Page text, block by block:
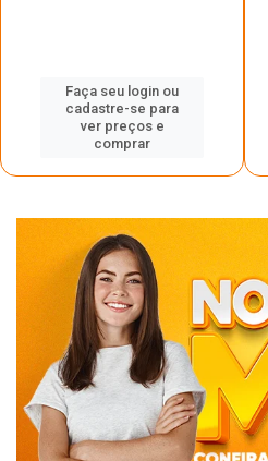
Faça seu login ou
cadastre-se para
ver preços e
comprar